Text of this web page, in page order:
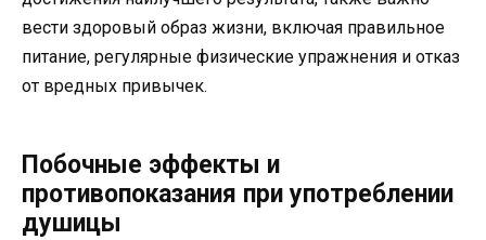
вести здоровый образ жизни, включая правильное
питание, регулярные физические упражнения и отказ
от вредных привычек.
Побочные эффекты и
противопоказания при употреблении
душицы